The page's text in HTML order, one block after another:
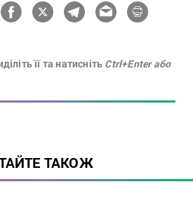
її та натисніть Ctrl+Enter або
ТАКОЖ